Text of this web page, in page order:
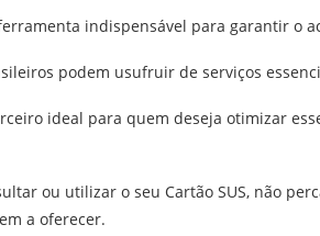
indispensável para garantir o
podem usufruir de serviços
ideal para quem deseja otimizar
ou utilizar o seu Cartão SUS, não
a oferecer.